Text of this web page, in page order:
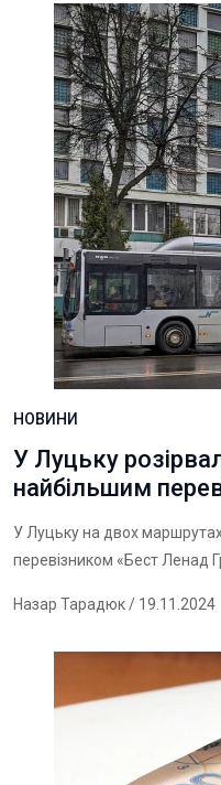
НОВИНИ
У Луцьку
найбільшим
У Луцьку на двох
перевізником «Бест Ленад
Назар Тарадюк/ 19.11.2024